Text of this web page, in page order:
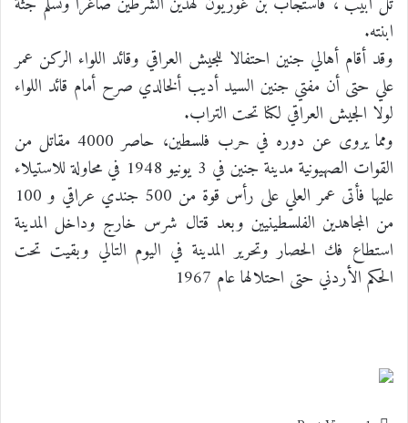
ابنته.
وقد أقام أهالي جنين احتفالا للجيش العراقي وقائد اللواء الركن عمر
علي حتى أن مفتي جنين السيد أديب ألخالدي صرح أمام قائد اللواء
لولا الجيش العراقي لكنا تحت التراب.
ومما يروى عن دوره في حرب فلسطين، حاصر 4000 مقاتل من
القوات الصهيونية مدينة جنين في 3 يونيو 1948 في محاولة للاستيلاء
عليها فأتى عمر العلي على رأس قوة من 500 جندي عراقي و 100
من المجاهدين الفلسطينيين وبعد قتال شرس خارج وداخل المدينة
استطاع فك الحصار وتحرير المدينة في اليوم التالي وبقيت تحت
الحكم الأردني حتى احتلالها عام 1967